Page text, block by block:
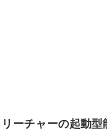
ーチャーの起動型